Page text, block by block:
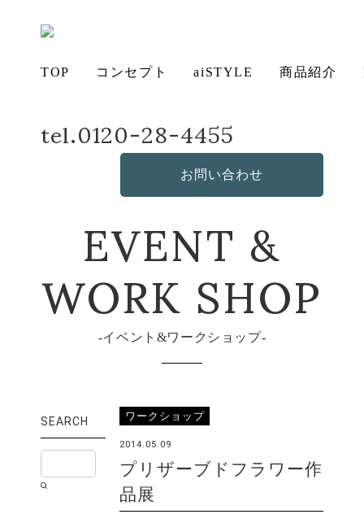
TOP コンセプト
いて
保証につ
aiSTYLE 商品紹介
ソフ
ベッ
デス
造
ファ
tel.0120-28-4455
お問い合わせ
プリザーブドフラワー作品展
EVENT &
WORK SHOP
イベント&ワークショップ
ワークショップ
2014.05.09
プリザーブドフラワー作
品展
SEARCH